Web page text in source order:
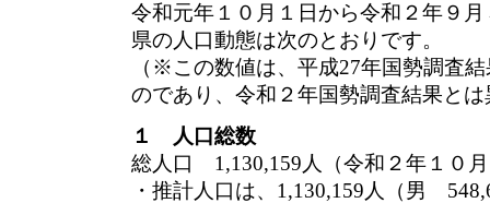
令和元年１０月１日から令和２年９
県の人口動態は次のとおりです。
（※この数値は、平成27年国勢調査
のであり、令和２年国勢調査結果と
１ 人口総数
総人口 1,130,159人（令和２年１０
・推計人口は、1,130,159人（男